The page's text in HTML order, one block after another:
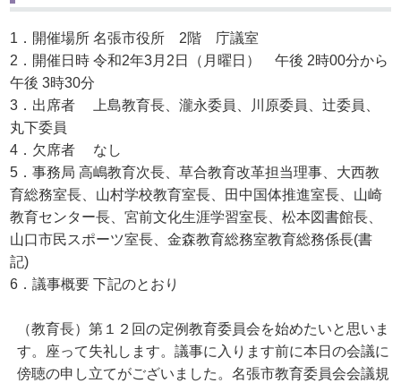
1．開催場所 名張市役所 2階 庁議室
2．開催日時 令和2年3月2日（月曜日） 午後 2時00分から
午後 3時30分
3．出席者 上島教育長、瀧永委員、川原委員、辻委員、
丸下委員
4．欠席者 なし
5．事務局 高嶋教育次長、草合教育改革担当理事、大西教
育総務室長、山村学校教育室長、田中国体推進室長、山崎
教育センター長、宮前文化生涯学習室長、松本図書館長、
山口市民スポーツ室長、金森教育総務室教育総務係長(書
記)
6．議事概要 下記のとおり
（教育長）第１２回の定例教育委員会を始めたいと思いま
す。座って失礼します。議事に入ります前に本日の会議に
傍聴の申し立てがございました。名張市教育委員会会議規